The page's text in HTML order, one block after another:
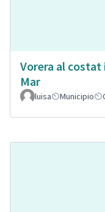
Vorera al
Mar
luisa Municipio